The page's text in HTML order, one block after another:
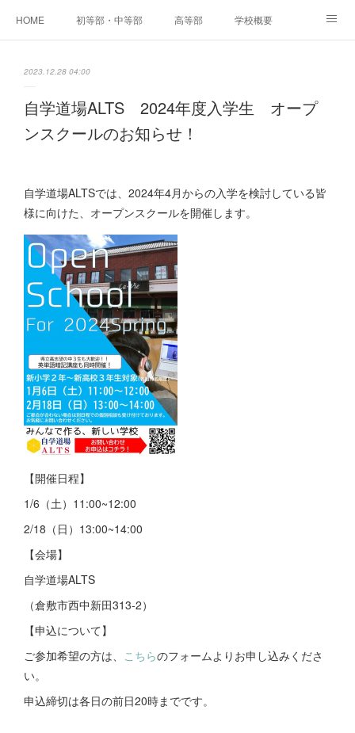
HOME 初等部・中等部 高等部 学校概要
2023.12.28 04:00
自学道場ALTS 2024年度入学生 オープ
ンスクールのお知らせ！
自学道場ALTSでは、2024年4月からの入学を検討している皆
様に向けた、オープンスクールを開催します。
【開催日程】
1/6（土）11:00~12:00
2/18（日）13:00~14:00
【会場】
自学道場ALTS
（倉敷市西中新田313-2）
【申込について】
ご参加希望の方は、 こちらのフォームよりお申し込みくださ
い。
申込締切は各日の前日20時までです。